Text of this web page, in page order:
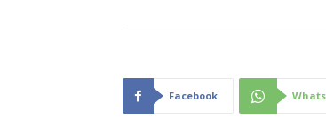
Facebook